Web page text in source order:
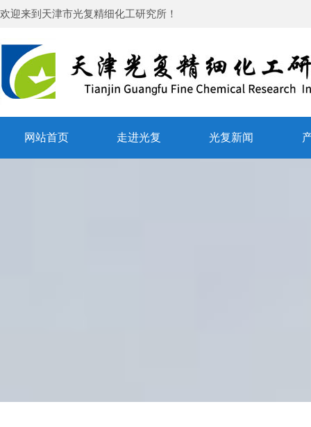
欢迎来到 天津市光复精细化工研究所 ！
网站首页 走进光复 光复新闻